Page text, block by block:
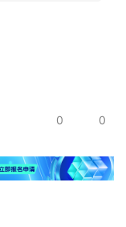
0 0